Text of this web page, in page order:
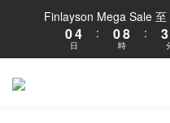
Finlayson Mega Sale
1
0
5
4
3
日
:
1
0
9
8
7
時
:
4
3
2